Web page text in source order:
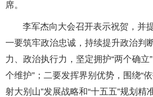
席。
李军杰向大会召开表示祝贺，并
一要筑牢政治忠诚，持续提升政治判
力、政治执行力，坚定拥护“两个确立
个维护”；二要发挥界别优势，围绕“
射大别山”发展战略和“十五五”规划精